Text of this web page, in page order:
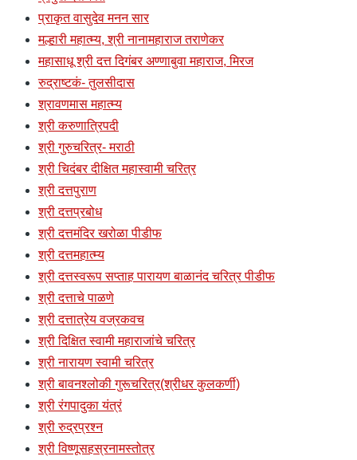
प्राकृत वासुदेव मनन सार
मल्हारी महात्म्य, श्री नानामहाराज तराणेकर
महासाधू श्री दत्त दिगंबर अण्णाबुवा महाराज, मिरज
रुद्राष्टकं- तुलसीदास
श्रावणमास महात्म्य
श्री करुणात्रिपदी
श्री गुरुचरित्र- मराठी
श्री चिदंबर दीक्षित महास्वामी चरित्र
श्री दत्तपुराण
श्री दत्तप्रबोध
श्री दत्तमंदिर खरोळा पीडीफ
श्री दत्तमहात्म्य
श्री दत्तस्वरूप सप्ताह पारायण बाळानंद चरित्र पीडीफ
श्री दत्ताचे पाळणे
श्री दत्तात्रेय वज्रकवच
श्री दिक्षित स्वामी महाराजांचे चरित्र
श्री नारायण स्वामी चरित्र
श्री बावनश्लोकी गुरूचरित्र(श्रीधर कुलकर्णी)
श्री रंगपादुका यंत्रं
श्री रुद्रप्रश्न
श्री विष्णूसहस्रनामस्तोत्र